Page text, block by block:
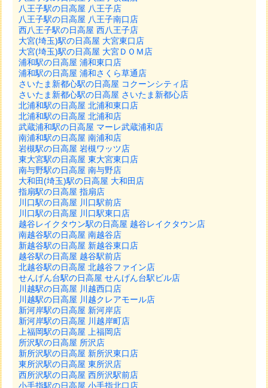
八王子駅の日高屋 八王子店
八王子駅の日高屋 八王子南口店
西八王子駅の日高屋 西八王子店
大宮(埼玉)駅の日高屋 大宮東口店
大宮(埼玉)駅の日高屋 大宮ＤＯＭ店
浦和駅の日高屋 浦和東口店
浦和駅の日高屋 浦和さくら草通店
さいたま新都心駅の日高屋 コクーンシティ店
さいたま新都心駅の日高屋 さいたま新都心店
北浦和駅の日高屋 北浦和東口店
北浦和駅の日高屋 北浦和店
武蔵浦和駅の日高屋 マーレ武蔵浦和店
南浦和駅の日高屋 南浦和店
岩槻駅の日高屋 岩槻ワッツ店
東大宮駅の日高屋 東大宮東口店
南与野駅の日高屋 南与野店
大和田(埼玉)駅の日高屋 大和田店
指扇駅の日高屋 指扇店
川口駅の日高屋 川口駅前店
川口駅の日高屋 川口駅東口店
越谷レイクタウン駅の日高屋 越谷レイクタウン店
南越谷駅の日高屋 南越谷店
新越谷駅の日高屋 新越谷東口店
越谷駅の日高屋 越谷駅前店
北越谷駅の日高屋 北越谷ファイン店
せんげん台駅の日高屋 せんげん台駅ビル店
川越駅の日高屋 川越西口店
川越駅の日高屋 川越クレアモール店
新河岸駅の日高屋 新河岸店
新河岸駅の日高屋 川越岸町店
上福岡駅の日高屋 上福岡店
所沢駅の日高屋 所沢店
新所沢駅の日高屋 新所沢東口店
東所沢駅の日高屋 東所沢店
西所沢駅の日高屋 西所沢駅前店
小手指駅の日高屋 小手指北口店